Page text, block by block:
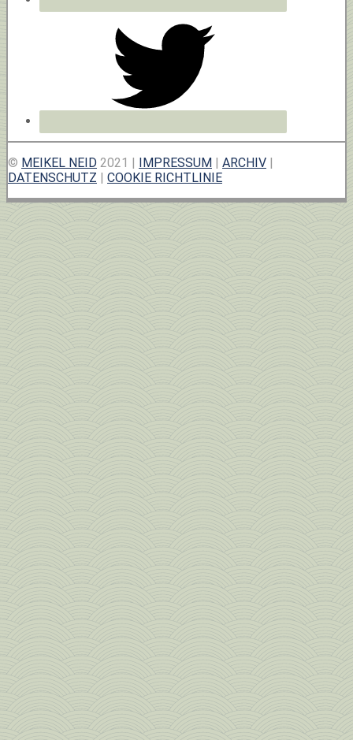
© MEIKEL NEID 2021 | IMPRESSUM ARCHIV
DATENSCHUTZ
COOKIE RICHTLINIE